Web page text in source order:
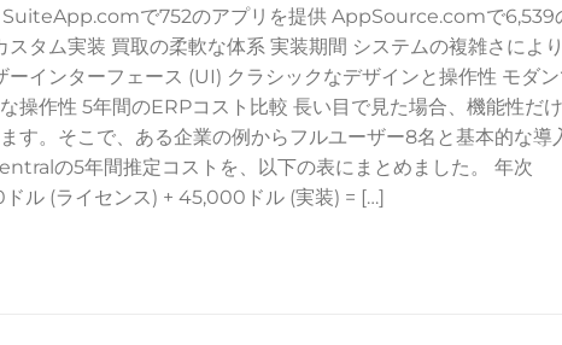
で752のアプリを提供 AppSource.comで6,539
タム実装 買取の柔軟な体系 実装期間 システムの複雑さによ
インターフェース (UI) クラシックなデザインと操作性 モダ
操作性 5年間のERPコスト比較 長い目で見た場合、機能性だ
す。そこで、ある企業の例からフルユーザー8名と基本的な導
の5年間推定コストを、以下の表にまとめました。 年次
ル (ライセンス) + 45,000ドル (実装) = […]